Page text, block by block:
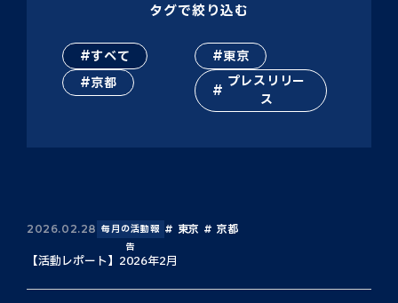
タグで絞り込む
すべて
東京
京都
プレスリリー
ス
2026.02.28 毎月の活動報
告
東京 京都
【活動レポート】2026年2月